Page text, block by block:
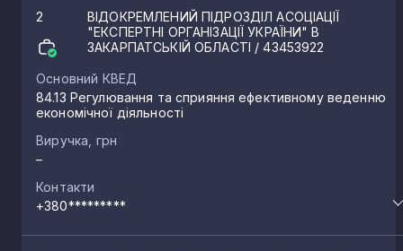
2
ВІДОКРЕМЛЕНИЙ ПІДРОЗДІЛ АСОЦІАЦІЇ
"ЕКСПЕРТНІ ОРГАНІЗАЦІЇ УКРАЇНИ" В
ЗАКАРПАТСЬКІЙ ОБЛАСТІ / 43453922
Основний КВЕД
84.13 Регулювання та сприяння ефективному веденню
економічної діяльності
Виручка, грн
–
Контакти
+380*********